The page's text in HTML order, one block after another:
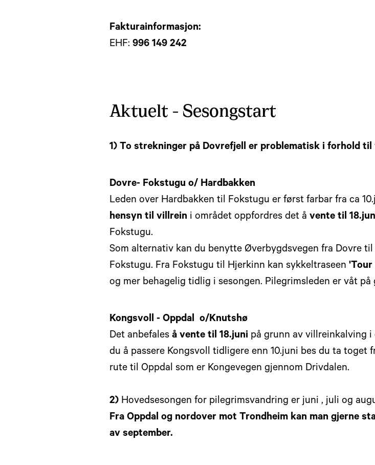
Fakturainformasjon:
EHF: 996 149 242
Aktuelt - Sesongstart
1) To strekninger på Dovrefjell er problematisk i forhold
Dovre- Fokstugu o/ Hardbakken
Leden over Hardbakken til Fokstugu er først farbar fra ca
hensyn til villrein i området oppfordres det å vente til
Fokstugu.
Som alternativ kan du benytte Øverbygdsvegen fra Dovre
Fokstugu. Fra Fokstugu til Hjerkinn kan sykkeltraseen 'Tour
og mer behagelig tidlig i sesongen. Pilegrimsleden er våt
Kongsvoll - Oppdal o/Knutshø
Det anbefales å vente til 18.juni på grunn av villreinkalving
du å passere Kongsvoll tidligere enn 10.juni bes du ta
rute til Oppdal som er Kongevegen gjennom Drivdalen.
2) Hovedsesongen for pilegrimsvandring er juni , juli og
Fra Oppdal og nordover mot Trondheim kan man gjerne
av september.
Nyhetsbrev 26 01
- Nyhetsbrev 2025 - 03
- Nyhetsbrev 2025 - 02
- Nyhetsbrev 2025 - 01
Nyhetsbrev 2024 - 02